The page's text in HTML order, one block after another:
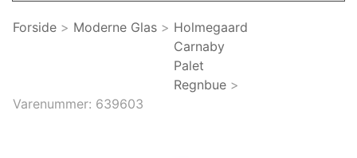
Forside > Moderne Glas > Holmegaard
Carnaby
Palet
Regnbue >
Varenummer: 639603